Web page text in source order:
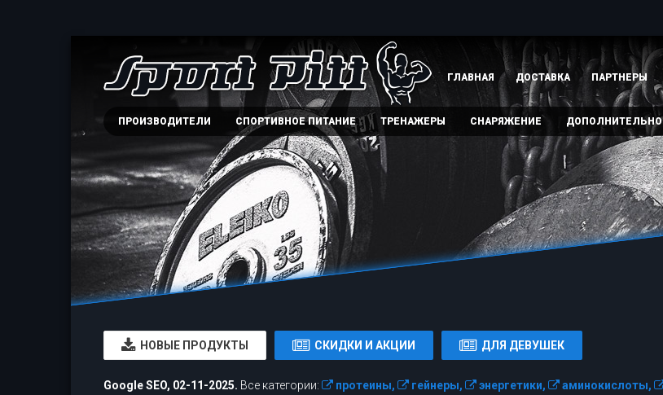
ГЛАВНАЯ ДОСТАВКА ПАРТНЕРЫ
ПРОИЗВОДИТЕЛИ СПОРТИВНОЕ ПИТАНИЕ ТРЕНАЖЕРЫ СНАРЯЖЕНИЕ ДОПОЛНИТЕЛЬНО
НОВЫЕ ПРОДУКТЫ СКИДКИ И АКЦИИ ДЛЯ ДЕВУШЕК
Google SEO, 02-11-2025. Все категории: протеины, гейнеры, энергетики, аминокислоты,